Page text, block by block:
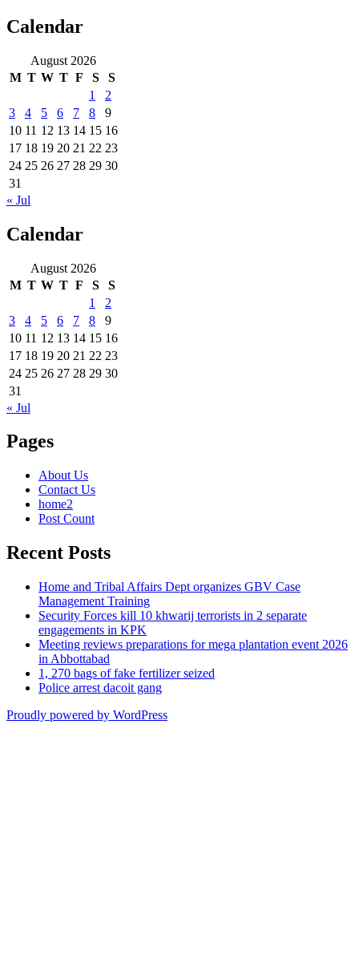
Calendar
August 2026
M T W T F S
S
1
2
3
4 5 6 7 8
9
10 11 12 13 14 15 16
17 18 19 20 21 22 23
24 25 26 27 28 29 30
31
« Jul
Calendar
August 2026
M T W T F S
S
1
2
3
4 5 6 7 8
9
10 11 12 13 14 15 16
17 18 19 20 21 22 23
24 25 26 27 28 29 30
31
« Jul
Pages
About Us
Contact Us
home2
Post Count
Recent Posts
Home and Tribal Affairs Dept organizes GBV Case
Management Training
Security Forces kill 10 khwarij terrorists in 2 separate
engagements in KPK
Meeting reviews preparations for mega plantation event 2026
in Abbottabad
1, 270 bags of fake fertilizer seized
Police arrest dacoit gang
Proudly powered by WordPress